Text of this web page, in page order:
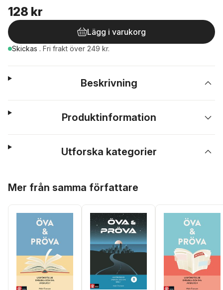
128 kr
Lägg i varukorg
Skickas . Fri frakt över 249 kr.
Beskrivning
Produktinformation
Utforska kategorier
Mer från samma författare